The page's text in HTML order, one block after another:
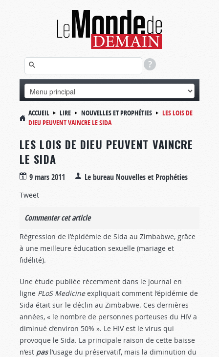
ACCUEIL LIRE NOUVELLES ET PROPHÉTIES
LES LOIS DE
DIEU PEUVENT VAINCRE LE SIDA
LES LOIS DE DIEU PEUVENT VAINCRE
LE SIDA
9 mars 2011 Le bureau Nouvelles et Prophéties
Tweet
Commenter cet article
Régression de l’épidémie de Sida au Zimbabwe, grâce
à une meilleure éducation sexuelle (mariage et
fidélité).
Une étude publiée récemment dans le journal en
ligne PLoS Medicineexpliquait comment l’épidémie de
Sida était sur le déclin au Zimbabwe. Ces dernières
années, « le nombre de personnes porteuses du HIV a
diminué d’environ 50% ». Le HIV est le virus qui
provoque le Sida. La principale raison de cette baisse
n’est pasl’usage du préservatif, mais la diminution du